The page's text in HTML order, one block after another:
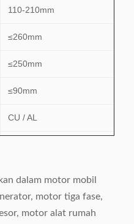
110-210mm
≤260mm
≤250mm
≤90mm
CU / AL
1160kg
dalam motor mobil
motor tiga fase,
motor alat rumah